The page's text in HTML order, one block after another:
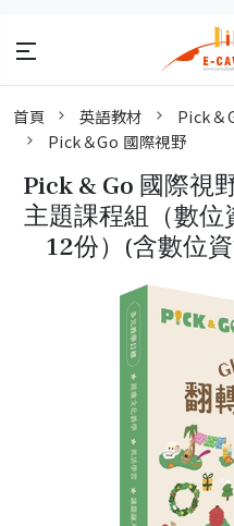
首頁 英語教材
Pick＆
Pick＆Go 國際視野
Pick & Go 國際視
主題課程組（數位
12份）(含數位